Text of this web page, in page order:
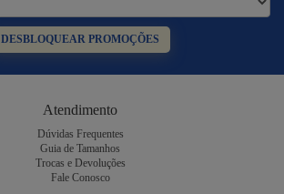
DESBLOQUEAR PROMOÇÕES
Atendimento
Dúvidas Frequentes
Guia de Tamanhos
Trocas e Devoluções
Fale Conosco